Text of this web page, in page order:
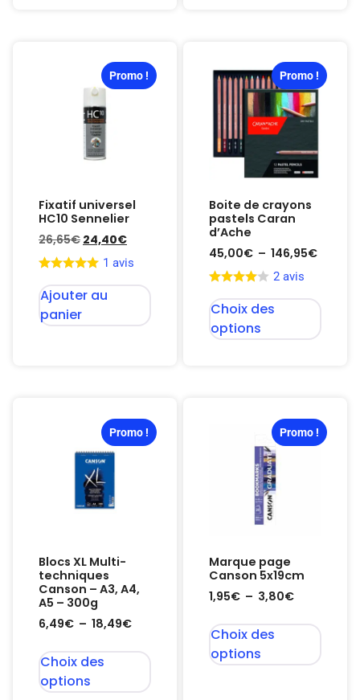
Promo !
Fixatif universel
HC10 Sennelier
26,65€ 24,40€
1 avis
Ajouter au
panier
Promo !
Boite de crayons
pastels Caran
d’Ache
45,00€ – 146,95€
2 avis
Choix des
options
Promo !
Blocs XL Multi-
techniques
Canson – A3, A4,
A5 – 300g
6,49€ – 18,49€
Choix des
options
Promo !
Marque page
Canson 5x19cm
1,95€ – 3,80€
Choix des
options